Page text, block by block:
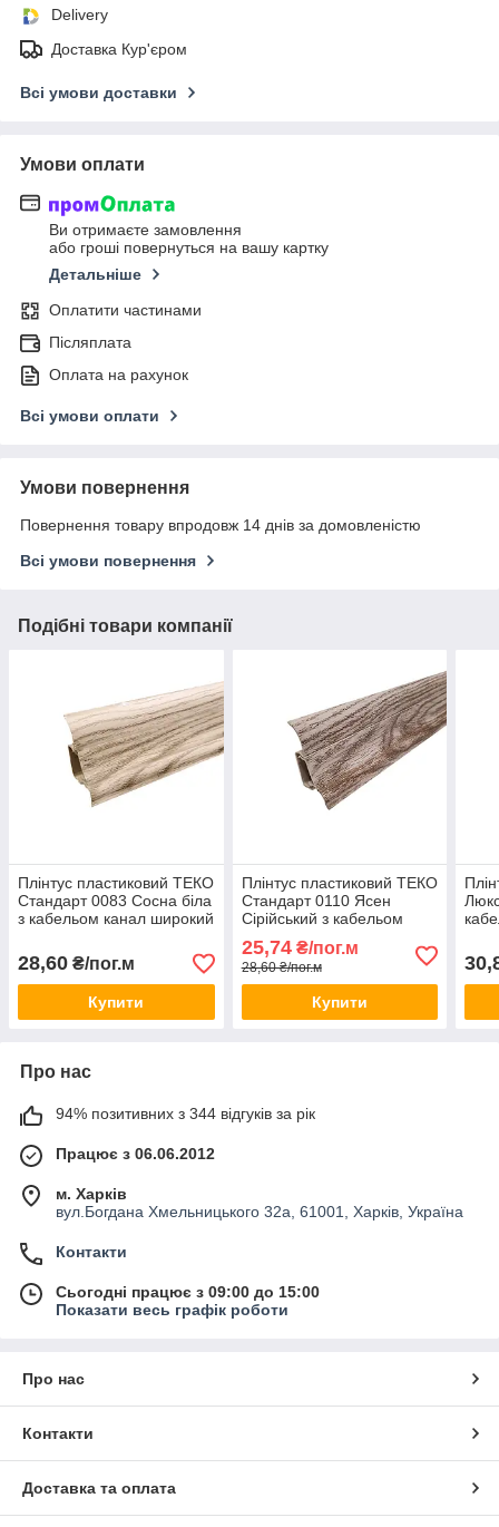
Delivery
Доставка Кур'єром
Всі умови доставки
Умови оплати
Ви отримаєте замовлення
або гроші повернуться на вашу картку
Детальніше
Оплатити частинами
Післяплата
Оплата на рахунок
Всі умови оплати
Умови повернення
Повернення товару впродовж 14 днів за домовленістю
Всі умови повернення
Подібні товари компанії
Плінтус пластиковий ТЕКО
Стандарт 0083 Сосна біла
з кабельом канал широкий
28,60 ₴/пог.м
Купити
Плінтус пластиковий ТЕКО
Стандарт 0110 Ясен
Сірійський з кабельом
канал широкий по підлозі
м'які краї
25,74₴/пог.м
28,60 ₴/пог.м
Купити
краї
Про нас
94% позитивних з 344 відгуків за рік
Працює з 06.06.2012
м. Харків
вул.Богдана Хмельницького 32а, 61001, Харків, Україна
Контакти
Сьогодні працює з 09:00 до 15:00
Показати весь графік роботи
Про нас
Контакти
Доставка та оплата